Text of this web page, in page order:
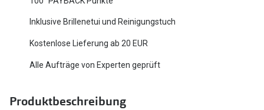
Oakley Meta
Brillentrends 2026
Glasveredelungen
Inklusive Brillenetui und Reinigungstuch
Kostenlose Lieferung ab 20 EUR
Alle Aufträge von Experten geprüft
Produktbeschreibung